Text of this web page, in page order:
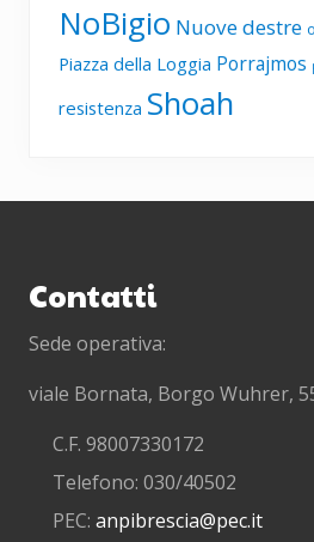
NoBigio Nuove destre
Piazza della Loggia Porrajmos
resistenza Shoah
Contatti
Sede operativa:
viale Bornata, Borgo Wuhrer,
C.F. 98007330172
Telefono: 030/40502
PEC: anpibrescia@pec.it